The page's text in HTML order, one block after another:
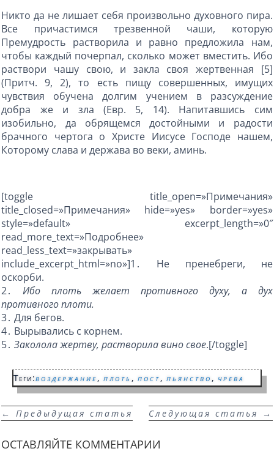
Никто да не лишает себя произвольно духовного пира.
Все причастимся трезвенной чаши, которую
Премудрость растворила и равно предложила нам,
чтобы каждый почерпал, сколько может вместить. Ибо
раствори чашу свою, и закла своя жертвенная [5]
(Притч. 9, 2), то есть пищу совершенных, имущих
чувствия обучена долгим учением в разсуждение
добра же и зла (Евр. 5, 14). Напитавшись сим
изобильно, да обрящемся достойными и радости
брачного чертога о Христе Иисусе Господе нашем,
Которому слава и держава во веки, аминь.
[toggle title_open=»Примечания»
title_closed=»Примечания» hide=»yes» border=»yes»
style=»default» excerpt_length=»0″
read_more_text=»Подробнее»
read_less_text=»закрывать»
include_excerpt_html=»no»]1․ Не пренебреги, не
оскорби.
2․Ибо плоть желает противного духу, а дух
противного плоти.
3․Для бегов.
4․ Вырывались с корнем.
5․Заколола жертву, растворила вино свое.[/toggle]
Теги:воздержание, плоть , пост, пьянство , чрева
←Предыдущая статья Следующая статья →
ОСТАВЛЯЙТЕ КОММЕНТАРИИ